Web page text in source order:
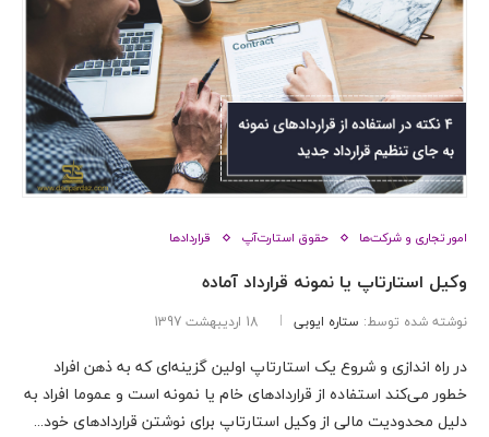
امور تجاری و شرکت‌ها حقوق استارت‌آپ قراردادها
وکیل استارتاپ یا نمونه قرارداد آماده
نوشته شده توسط: ستاره ایوبی 18 اردیبهشت 1397
در راه اندازی و شروع یک استارتاپ اولین گزینه‌ای که به ذهن افراد
خطور می‌کند استفاده از قراردادهای خام یا نمونه است و عموما افراد به
دلیل محدودیت مالی از وکیل استارتاپ برای نوشتن قراردادهای خود...